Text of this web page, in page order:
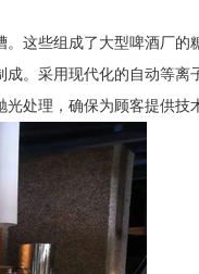
这些组成了大型啤酒厂的
。采用现代化的自动等
处理，确保为顾客提供